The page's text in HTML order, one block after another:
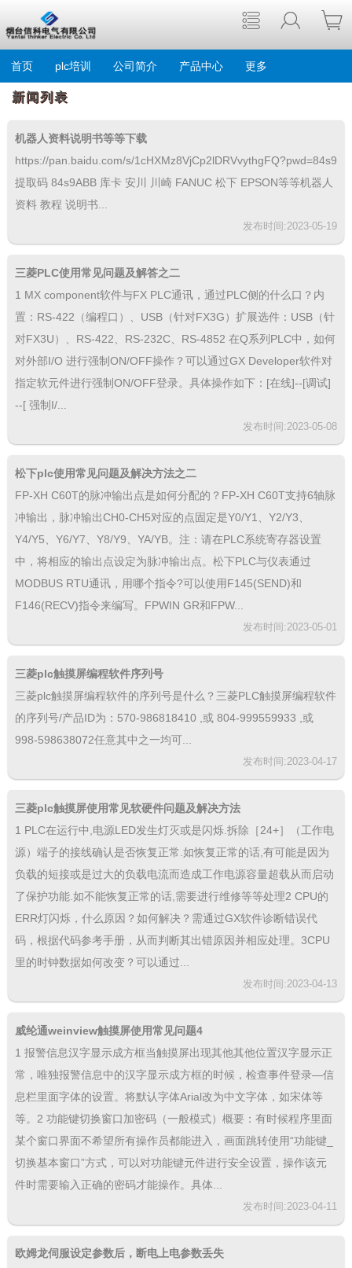
首页 plc培训 公司简介 产品中心 更多
新闻列表
机器人资料说明书等等下载
https://pan.baidu.com/s/1cHXMz8VjCp2lDRVvythgFQ?pwd=84s9
提取码 84s9ABB 库卡 安川 川崎 FANUC 松下 EPSON等等机器人
资料 教程 说明书...
发布时间:2023-05-19
三菱PLC使用常见问题及解答之二
1 MX component软件与FX PLC通讯，通过PLC侧的什么口？内
置：RS-422（编程口）、USB（针对FX3G）扩展选件：USB（针
对FX3U）、RS-422、RS-232C、RS-4852 在Q系列PLC中，如何
对外部I/O 进行强制ON/OFF操作？可以通过GX Developer软件对
指定软元件进行强制ON/OFF登录。具体操作如下：[在线]--[调试]
--[ 强制I/...
发布时间:2023-05-08
松下plc使用常见问题及解决方法之二
FP-XH C60T的脉冲输出点是如何分配的？FP-XH C60T支持6轴脉
冲输出，脉冲输出CH0-CH5对应的点固定是Y0/Y1、Y2/Y3、
Y4/Y5、Y6/Y7、Y8/Y9、YA/YB。注：请在PLC系统寄存器设置
中，将相应的输出点设定为脉冲输出点。松下PLC与仪表通过
MODBUS RTU通讯，用哪个指令?可以使用F145(SEND)和
F146(RECV)指令来编写。FPWIN GR和FPW...
发布时间:2023-05-01
三菱plc触摸屏编程软件序列号
三菱plc触摸屏编程软件的序列号是什么？三菱PLC触摸屏编程软件
的序列号/产品ID为：570-986818410 ,或 804-999559933 ,或
998-598638072任意其中之一均可...
发布时间:2023-04-17
三菱plc触摸屏使用常见软硬件问题及解决方法
1 PLC在运行中,电源LED发生灯灭或是闪烁.拆除［24+］（工作电
源）端子的接线确认是否恢复正常.如恢复正常的话,有可能是因为
负载的短接或是过大的负载电流而造成工作电源容量超载从而启动
了保护功能.如不能恢复正常的话,需要进行维修等等处理2 CPU的
ERR灯闪烁，什么原因？如何解决？需通过GX软件诊断错误代
码，根据代码参考手册，从而判断其出错原因并相应处理。3CPU
里的时钟数据如何改变？可以通过...
发布时间:2023-04-13
威纶通weinview触摸屏使用常见问题4
1 报警信息汉字显示成方框当触摸屏出现其他其他位置汉字显示正
常，唯独报警信息中的汉字显示成方框的时候，检查事件登录—信
息栏里面字体的设置。将默认字体Arial改为中文字体，如宋体等
等。2 功能键切换窗口加密码（一般模式）概要：有时候程序里面
某个窗口界面不希望所有操作员都能进入，画面跳转使用“功能键_
切换基本窗口”方式，可以对功能键元件进行安全设置，操作该元
件时需要输入正确的密码才能操作。具体...
发布时间:2023-04-11
欧姆龙伺服设定参数后，断电上电参数丢失